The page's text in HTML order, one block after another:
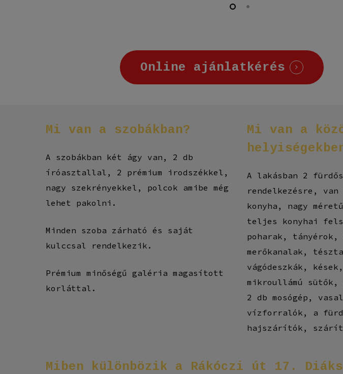
Online ajánlatkérés
Mi van a szobákban?
A szobákban két ágy van, 2 db
íróasztallal, 2 prémium irodszékkel,
nagy szekrényekkel, polcok amibe még
lehet pakolni.
Minden szoba zárható és saját
kulccsal rendelkezik.
Prémium minőségű galéria magasított
korláttal.
Mi van a
A lakásban 2
rendelkezésre,
konyha, nagy
teljes konyhai
poharak, tányérok,
merőkanalak,
vágódeszkák,
mikroullámú
2 db mosógép,
vízforralók, a
hajszárítók,
Miben különbözik a Rákóczi út 17.